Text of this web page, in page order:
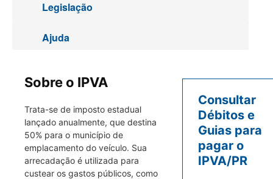
Legislação
Ajuda
Sobre o IPVA
Trata-se de imposto estadual
lançado anualmente, que destina
50% para o município de
emplacamento do veículo. Sua
arrecadação é utilizada para
custear os gastos públicos, como
Consultar
Débitos e
Guias para
pagar o
IPVA/PR